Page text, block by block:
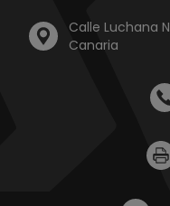
Calle Luchana
Canaria